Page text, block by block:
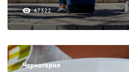
47322
Черногория